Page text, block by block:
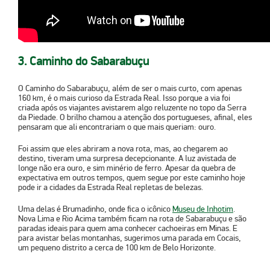
3. Caminho do Sabarabuçu
O Caminho do Sabarabuçu, além de ser o mais curto, com apenas
160 km, é o mais curioso da Estrada Real. Isso porque a via foi
criada após os viajantes avistarem algo reluzente no topo da Serra
da Piedade. O brilho chamou a atenção dos portugueses, afinal, eles
pensaram que ali encontrariam o que mais queriam: ouro.
Foi assim que eles abriram a nova rota, mas, ao chegarem ao
destino, tiveram uma surpresa decepcionante. A luz avistada de
longe não era ouro, e sim minério de ferro. Apesar da quebra de
expectativa em outros tempos, quem segue por este caminho hoje
pode ir a cidades da Estrada Real repletas de belezas.
Uma delas é Brumadinho, onde fica o icônicoMuseu de Inhotim.
Nova Lima e Rio Acima também ficam na rota de Sabarabuçu e são
paradas ideais para quem ama conhecer cachoeiras em Minas. E
para avistar belas montanhas, sugerimos uma parada em Cocais,
um pequeno distrito a cerca de 100 km de Belo Horizonte.